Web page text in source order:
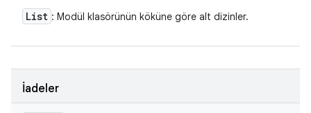
List : Modül klasörünün köküne göre alt dizinler.
İadeler